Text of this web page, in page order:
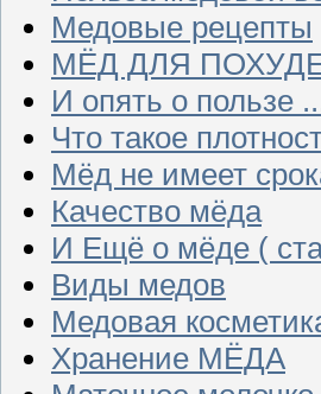
Медовые рецепты
МЁД ДЛЯ
И опять о пользе
Что такое
Мёд не имеет
Качество мёда
И Ещё о мёде (
Виды медов
Медовая
Хранение МЁДА